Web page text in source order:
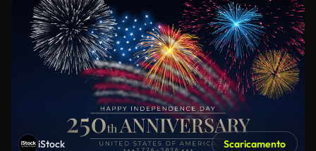
iStock Scaricamento